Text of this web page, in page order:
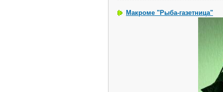
Макроме "Рыба-газетница"